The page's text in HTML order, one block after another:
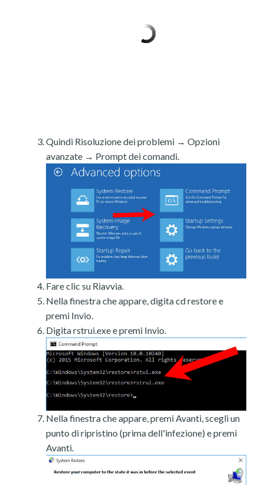
Quindi Risoluzione dei problemi → Opzioni
avanzate → Prompt dei comandi.
Fare clic su Riavvia.
Nella finestra che appare, digita cd restore e
premi Invio.
Digita rstrui.exe e premi Invio.
Nella finestra che appare, premi Avanti, scegli un
punto di ripristino (prima dell'infezione) e premi
Avanti.